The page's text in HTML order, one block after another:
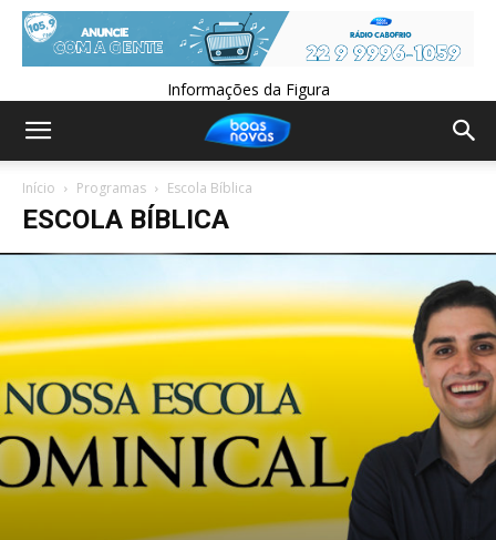
Informações da Figura
Início Programas Escola Bíblica
ESCOLA BÍBLICA